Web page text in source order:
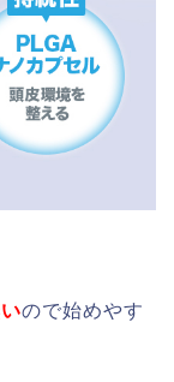
ので始めやす